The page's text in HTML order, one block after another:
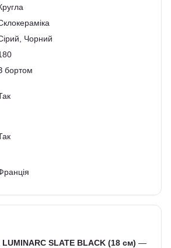
Чорний
бортом
LUMINARC SLATE BLACK (18 см) —